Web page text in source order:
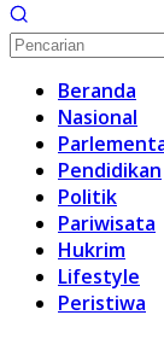
Beranda
Nasional
Pendidikan
Politik
Pariwisata
Hukrim
Lifestyle
Peristiwa